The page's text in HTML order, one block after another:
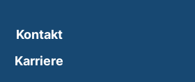
Kontakt
Karriere